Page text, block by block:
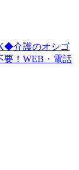
介護のオシゴ
要！WEB・電話